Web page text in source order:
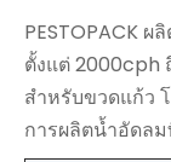
PESTOPACK
ตั้งแต่ 2000cph
สำหรับขวดแก้ว
การผลิตน้ำอัดล